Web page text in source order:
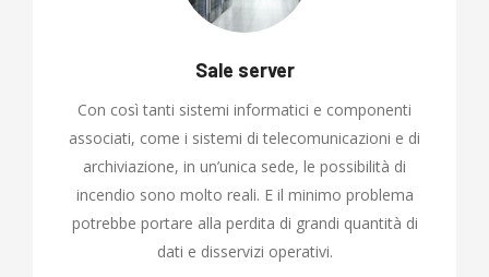
Sale server
Con così tanti sistemi informatici e componenti
associati, come i sistemi di telecomunicazioni e di
archiviazione, in un’unica sede, le possibilità di
incendio sono molto reali. E il minimo problema
potrebbe portare alla perdita di grandi quantità di
dati e disservizi operativi.